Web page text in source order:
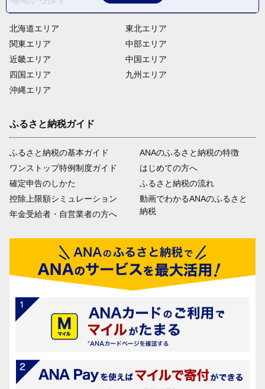
北海道エリア
関東エリア
近畿エリア
四国エリア
沖縄エリア
東北エリア
中部エリア
中国エリア
九州エリア
ふるさと納税ガイド
ふるさと納税の基本ガイド
ワンストップ特例制度ガイド
確定申告のしかた
控除上限額シミュレーション
年金受給者・自営業者の方へ
ANAのふるさと納税の特徴
はじめての方へ
ふるさと納税の流れ
動画でわかるANAのふるさと
納税